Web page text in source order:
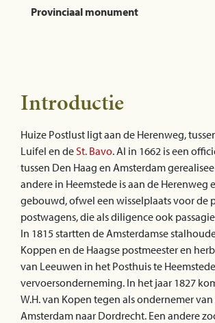
Provinciaal monument
Introductie
Huize Postlust ligt aan de Herenweg,
Luifel en de St. Bavo. Al in 1662 is een
tussen Den Haag en Amsterdam
andere in Heemstede is aan de Herenweg
gebouwd, ofwel een wisselplaats voor de
postwagens, die als diligence ook
In 1815 startten de Amsterdamse
Koppen en de Haagse postmeester en
van Leeuwen in het Posthuis te
vervoersonderneming. In het jaar 1827
W.H. van Kopen tegen als ondernemer
Amsterdam naar Dordrecht. Een andere